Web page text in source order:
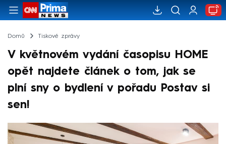
Domů Tiskové zprávy
V květnovém vydání časopisu HOME
opět najdete článek o tom, jak se
plní sny o bydlení v pořadu Postav si
sen!